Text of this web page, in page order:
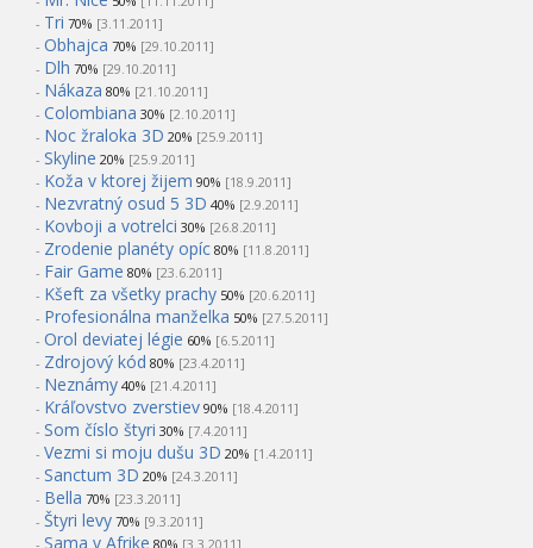
- Tri 70% [3.11.2011]
- Obhajca 70% [29.10.2011]
- Dlh 70% [29.10.2011]
- Nákaza 80% [21.10.2011]
- Colombiana 30% [2.10.2011]
- Noc žraloka 3D 20% [25.9.2011]
- Skyline 20% [25.9.2011]
- Koža v ktorej žijem 90% [18.9.2011]
- Nezvratný osud 5 3D 40% [2.9.2011]
- Kovboji a votrelci 30% [26.8.2011]
- Zrodenie planéty opíc 80% [11.8.2011]
- Fair Game 80% [23.6.2011]
- Kšeft za všetky prachy 50% [20.6.2011]
- Profesionálna manželka 50% [27.5.2011]
- Orol deviatej légie 60% [6.5.2011]
- Zdrojový kód 80% [23.4.2011]
- Neznámy 40% [21.4.2011]
- Kráľovstvo zverstiev 90% [18.4.2011]
- Som číslo štyri 30% [7.4.2011]
- Vezmi si moju dušu 3D 20% [1.4.2011]
- Sanctum 3D 20% [24.3.2011]
- Bella 70% [23.3.2011]
- Štyri levy 70% [9.3.2011]
- Sama v Afrike 80% [3.3.2011]